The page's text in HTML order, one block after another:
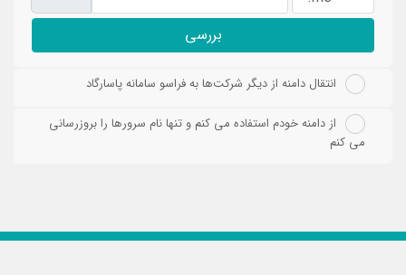
بررسی
انتقال دامنه از دیگر شرکت‌ها به فراسو سامانه پاسارگاد
از دامنه خودم استفاده می کنم و تنها نام سرورها را بروزرسانی
می کنم